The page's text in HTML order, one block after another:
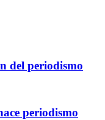
del periodismo
periodismo